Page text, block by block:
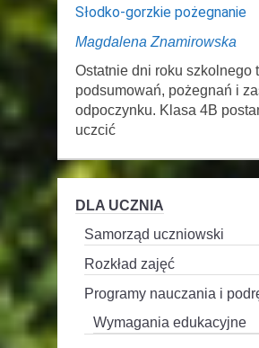
Słodko-gorzkie pożegnanie
Magdalena Znamirowska
Ostatnie dni roku szkolnego
podsumowań, pożegnań i
odpoczynku. Klasa 4B
uczcić
DLA UCZNIA
Samorząd uczniowski
Rozkład zajęć
Programy nauczania i
Wymagania edukacyjne